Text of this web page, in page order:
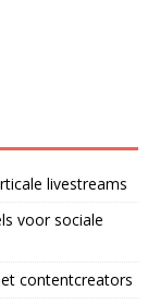
livestreams
voor sociale
contentcreators